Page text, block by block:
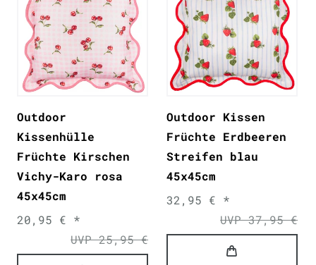
Outdoor
Kissenhülle
Früchte Kirschen
Vichy-Karo rosa
45x45cm
UVP 25,95 €
20,95 € *
Outdoor Kissen
Früchte Erdbeeren
Streifen blau
45x45cm
UVP 37,95 €
32,95 € *